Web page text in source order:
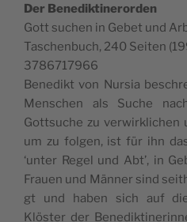
Der Benedik­tineror­den
Gott suchen in Gebet und
Taschen­buch, 240 Seit­en
3786717966
Benedikt von Nur­sia
Men­schen als Suche
Gottsuche zu ver­wirk­lichen
um zu fol­gen, ist für ihn
‘unter Regel und Abt’, in
Frauen und Män­ner sind
gt und haben sich auf
Klöster der